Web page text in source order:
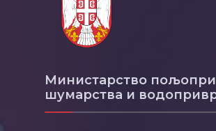
Министарство
шумарства и